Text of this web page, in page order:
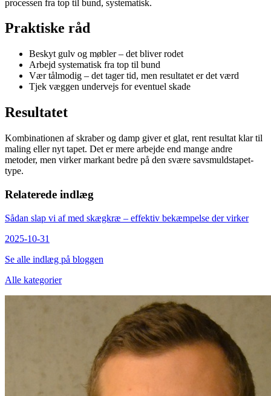
processen fra top til bund, systematisk.
Praktiske råd
Beskyt gulv og møbler – det bliver rodet
Arbejd systematisk fra top til bund
Vær tålmodig – det tager tid, men resultatet er det værd
Tjek væggen undervejs for eventuel skade
Resultatet
Kombinationen af skraber og damp giver et glat, rent resultat klar til
maling eller nyt tapet. Det er mere arbejde end mange andre
metoder, men virker markant bedre på den svære savsmuldstapet-
type.
Relaterede indlæg
Sådan slap vi af med skægkræ – effektiv bekæmpelse der virker
2025-10-31
Se alle indlæg på bloggen
Alle kategorier